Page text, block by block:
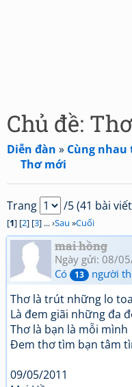
Chủ đề:
Diễn đàn » Cùng nhau
Thơ mới
Trang /5 (41 bài
[1] [2] [3] ... ›Sau »Cuối
mai hồng
Ngày gửi: 08/
Có
13 người
Thơ là trút những lo
Là đem giãi những đa
Thơ là bạn là mỗi mình
Đem thơ tìm bạn tâm
09/05/2011